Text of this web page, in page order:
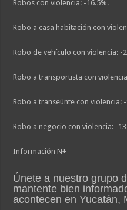
Robos con violencia: -16.5%.
Robo a casa habitación con
Robo de vehículo con violencia: -
Robo a transportista con
Robo a transeúnte con violencia:
Robo a negocio con violencia: -
Información N+
Únete a nuestro grupo
mantente bien
acontecen en